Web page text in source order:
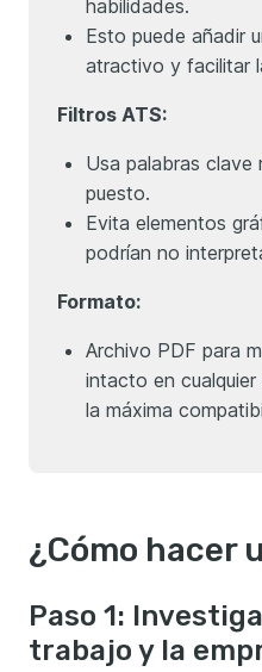
habilidades.
Esto puede añadir
atractivo y facilitar
Filtros ATS:
Usa palabras clave
puesto.
Evita elementos
podrían no
Formato:
Archivo PDF para
intacto en
la máxima
¿Cómo hacer
Paso 1:
trabajo y la